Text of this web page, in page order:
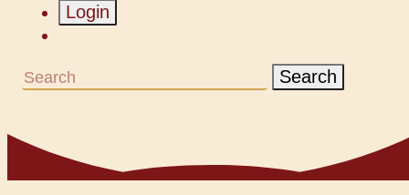
Login
Search